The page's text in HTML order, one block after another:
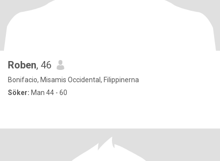
Roben, 46
Bonifacio, Misamis Occidental, Filippinerna
Söker: Man 44 - 60